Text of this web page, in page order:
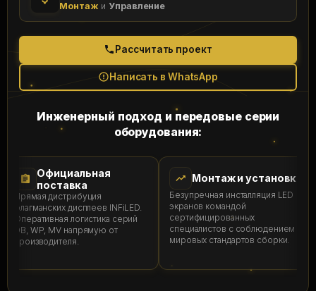
Монтаж и Управление
Рассчитать проект
Написать в WhatsApp
Инженерный подход и передовые серии
оборудования:
Официальная
поставка
Прямая дистрибуция
флагманских дисплеев INFiLED.
Оперативная логистика серий
DB, WP, MV напрямую от
производителя.
Монтаж и установка
Безупречная инсталляция LED
экранов командой
сертифицированных
специалистов с соблюдением
мировых стандартов сборки.